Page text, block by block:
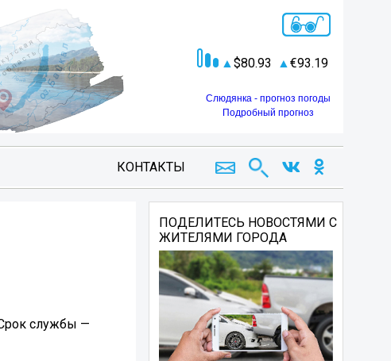
80.93 93.19
Слюдянка - прогноз погоды
Подробный прогноз
КОНТАКТЫ
службы —
ПОДЕЛИТЕСЬ НОВОСТЯМИ С
ЖИТЕЛЯМИ ГОРОДА